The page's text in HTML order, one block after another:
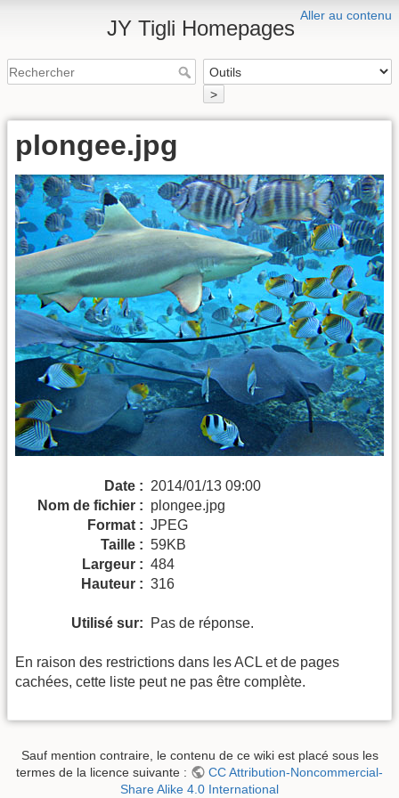
Aller au contenu
JY Tigli Homepages
>
plongee.jpg
Date : 2014/01/13 09:00
Nom de fichier : plongee.jpg
Format : JPEG
Taille : 59KB
Largeur : 484
Hauteur : 316
Utilisé sur: Pas de réponse.
En raison des restrictions dans les ACL et de pages
cachées, cette liste peut ne pas être complète.
Sauf mention contraire, le contenu de ce wiki est placé sous les
termes de la licence suivante :
CC Attribution-Noncommercial-
Share Alike 4.0 International